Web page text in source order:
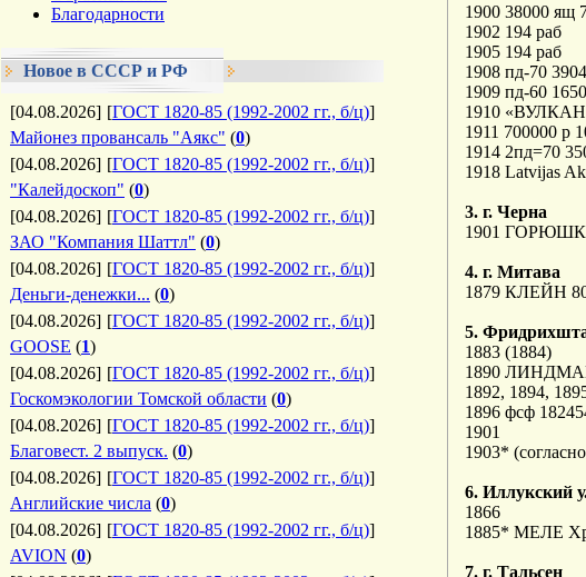
Благодарности
Новое в СССР и РФ
[04.08.2026] [ГОСТ 1820-85 (1992-2002 гг., б/ц)]
Майонез провансаль "Аякс" (0)
[04.08.2026] [ГОСТ 1820-85 (1992-2002 гг., б/ц)]
"Калейдоскоп" (0)
[04.08.2026] [ГОСТ 1820-85 (1992-2002 гг., б/ц)]
ЗАО "Компания Шаттл" (0)
[04.08.2026] [ГОСТ 1820-85 (1992-2002 гг., б/ц)]
Деньги-денежки... (0)
[04.08.2026] [ГОСТ 1820-85 (1992-2002 гг., б/ц)]
GOOSE (1)
[04.08.2026] [ГОСТ 1820-85 (1992-2002 гг., б/ц)]
Госкомэкологии Томской области (0)
[04.08.2026] [ГОСТ 1820-85 (1992-2002 гг., б/ц)]
Благовест. 2 выпуск. (0)
[04.08.2026] [ГОСТ 1820-85 (1992-2002 гг., б/ц)]
Английские числа (0)
[04.08.2026] [ГОСТ 1820-85 (1992-2002 гг., б/ц)]
AVION (0)
1900 38000 ящ
1902 194 раб
1905 194 раб
1908 пд-70
1909 пд-60
1910 «ВУЛКАН
1911 700000
1914 2пд=70
1918 Latvijas
3. г. Черна
1901
4. г. Митава
1879 КЛЕЙН
5.
1883 (1884)
1890 ЛИНДМАН
1892, 1894,
1896 фсф
1901
1903*
6. Иллукский
1866
1885* МЕЛЕ
7. г. Тальсен